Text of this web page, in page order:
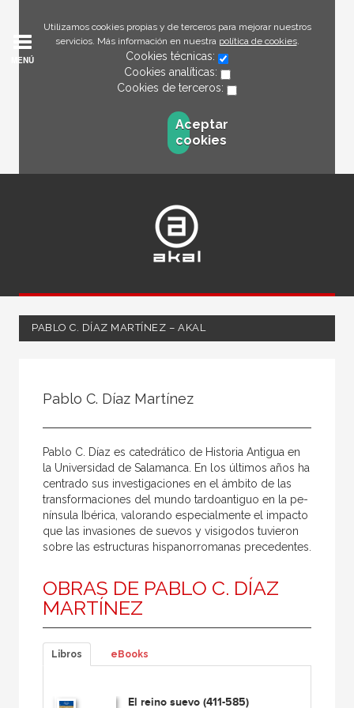
Utilizamos cookies propias y de terceros para mejorar nuestros
servicios. Más información en nuestra política de cookies.
Cookies técnicas:
Cookies analíticas:
Cookies de terceros:
Aceptar
cookies
MENÚ
PABLO C. DÍAZ MARTÍNEZ – AKAL
Coordinador
Editor
Editora
Escritor
Ilustrador
Prologuista
Traductor
Pablo C. Díaz Martínez
Pablo C. Díaz es catedrático de Historia Antigua en
la Universidad de Salamanca. En los últimos años ha
centrado sus investigaciones en el ámbito de las
transformaciones del mundo tardoantiguo en la pe­
nínsula Ibérica, valorando especialmente el impacto
que las invasiones de suevos y visigodos tuvieron
sobre las estructuras hispanorromanas precedentes.
OBRAS DE PABLO C. DÍAZ
MARTÍNEZ
Libros eBooks
El reino suevo (411-585)